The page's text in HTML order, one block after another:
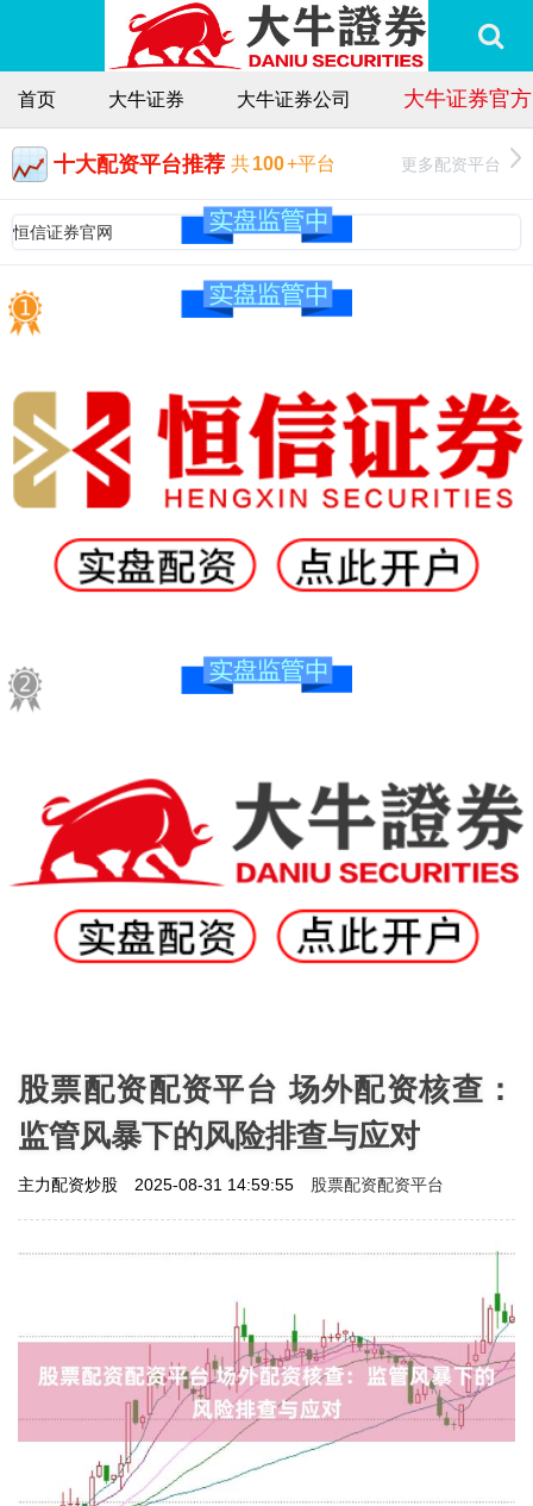
首页 大牛证券 大牛证券公司 大牛证券官
十大配资平台推荐 共100+平台 更多配资平台
恒信证券官网
股票配资配资平台 场外配资核查：
监管风暴下的风险排查与应对
主力配资炒股 2025-08-31 14:59:55 股票配资配资平台